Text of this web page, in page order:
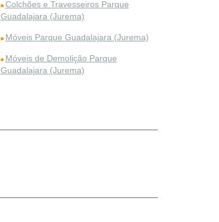
Colchões e Travesseiros Parque
Guadalajara (Jurema)
Móveis Parque Guadalajara (Jurema)
Móveis de Demolição Parque
Guadalajara (Jurema)